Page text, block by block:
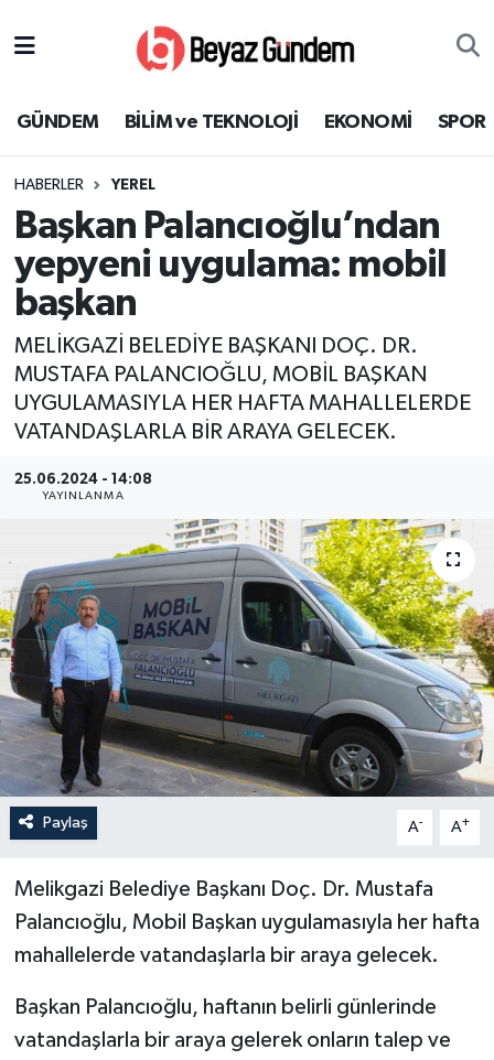
GÜNDEM BİLİM ve TEKNOLOJİ EKONOMİ SPOR
HABERLER YEREL
Başkan Palancıoğlu’ndan
yepyeni uygulama: mobil
başkan
MELİKGAZİ BELEDİYE BAŞKANI DOÇ. DR.
MUSTAFA PALANCIOĞLU, MOBİL BAŞKAN
UYGULAMASIYLA HER HAFTA MAHALLELERDE
VATANDAŞLARLA BİR ARAYA GELECEK.
25.06.2024 - 14:08
YAYINLANMA
Paylaş A- A+
Melikgazi Belediye Başkanı Doç. Dr. Mustafa
Palancıoğlu, Mobil Başkan uygulamasıyla her hafta
mahallelerde vatandaşlarla bir araya gelecek.
Başkan Palancıoğlu, haftanın belirli günlerinde
vatandaşlarla bir araya gelerek onların talep ve
EKONOMİ
SAĞLIK
EĞİTİM
KÜLTÜR SANAT
MAGAZİN
Süper Lig Puan Durumu ve Fikstür
Tüm Manşetler
Son Dakika Haberleri
Haber Arşivi